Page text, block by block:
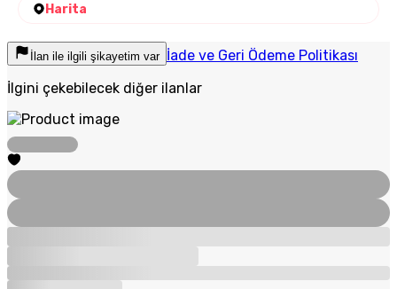
Harita
İlan ile ilgili şikayetim var İade ve Geri Ödeme Politikası
İlgini çekebilecek diğer ilanlar